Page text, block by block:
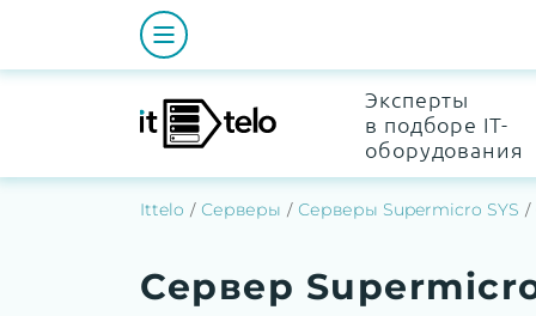
Эксперты
в подборе IT-
оборудования
Ittelo Серверы Серверы Supermicro SYS
Сервер